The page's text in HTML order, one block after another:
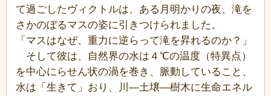
て過ごしたヴィクトルは、ある月明かりの夜、滝を
さかのぼるマスの姿に引きつけられました。
「マスはなぜ、重力に逆らって滝を昇れるのか？」
そして彼は、自然界の水は４℃の温度（特異点）
を中心にらせん状の渦を巻き、脈動していること、
水は「生きて」おり、川―土壌―樹木に生命エネル